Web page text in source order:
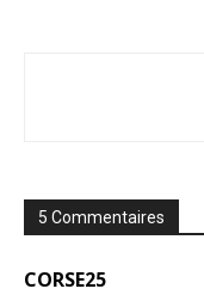
5 Commentaires
CORSE25